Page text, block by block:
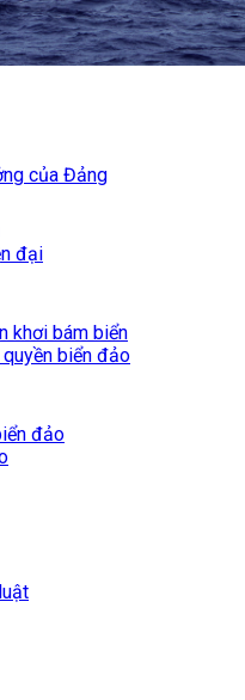
của Đảng
đại
khơi bám biển
biển đảo
đảo